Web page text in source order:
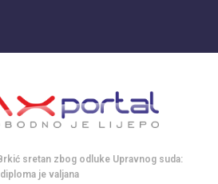
sretan zbog odluke Upravnog suda:
je valjana